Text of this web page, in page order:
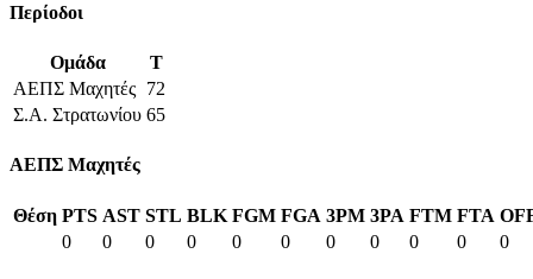
Περίοδοι
Ομάδα
T
ΑΕΠΣ Μαχητές 72
Σ.Α. Στρατωνίου 65
ΑΕΠΣ Μαχητές
Θέση PTS AST STL BLK FGM FGA 3PM 3PA FTM FTA
0
0 0 0 0 0 0 0 0 0 0